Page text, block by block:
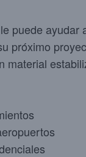
puede ayudar
próximo
material